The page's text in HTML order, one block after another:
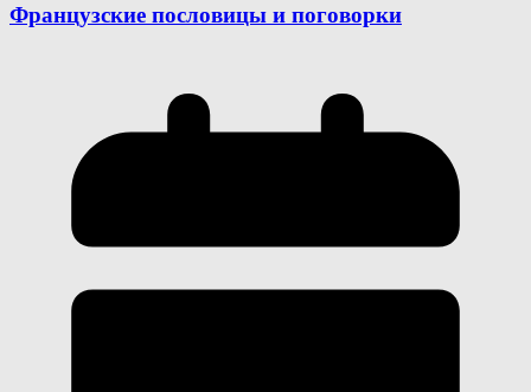
Французские пословицы и поговорки